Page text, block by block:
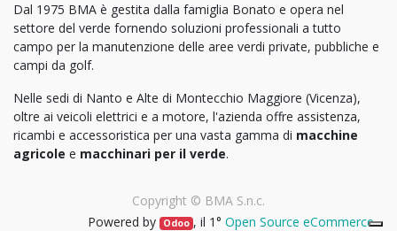
Dal 1975 BMA è gestita dalla famiglia Bonato e opera nel
settore del verde fornendo soluzioni professionali a tutto
campo per la manutenzione delle aree verdi private, pubbliche e
campi da golf.
Nelle sedi di Nanto e Alte di Montecchio Maggiore (Vicenza),
oltre ai veicoli elettrici e a motore, l'azienda offre assistenza,
ricambi e accessoristica per una vasta gamma di macchine
agricole e macchinari per il verde.
Copyright © BMA S.n.c.
Powered by
Odoo , il 1° Open Source eCommerce.